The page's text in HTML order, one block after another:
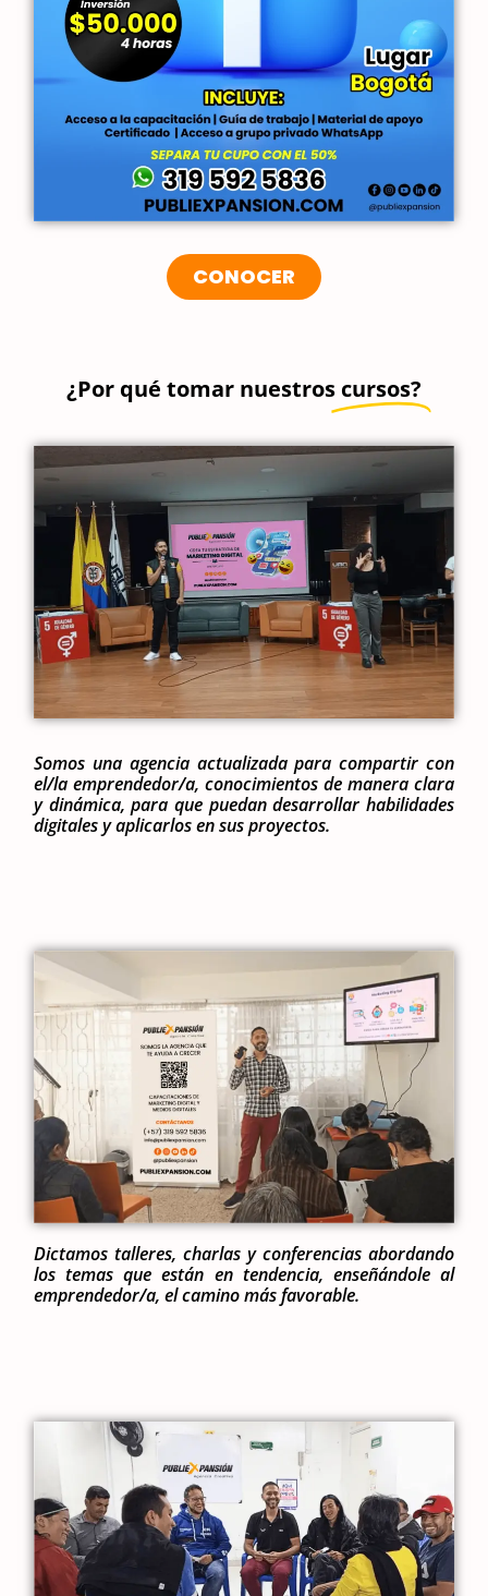
CONOCER
¿Por qué tomar nuestros cursos?
Somos una agencia actualizada para compartir con
el/la emprendedor/a, conocimientos de manera clara
y dinámica, para que puedan desarrollar habilidades
digitales y aplicarlos en sus proyectos.
Dictamos talleres, charlas y conferencias abordando
los temas que están en tendencia, enseñándole al
emprendedor/a, el camino más favorable.